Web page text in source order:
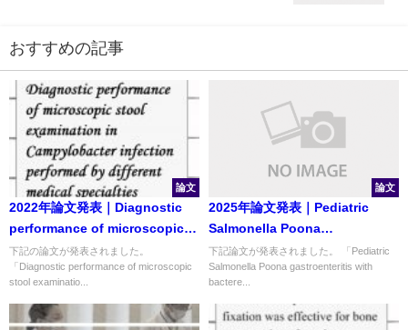
おすすめの記事
論文
2022年論文発表｜Diagnostic
performance of microscopic
stool examination in
Campylobacter infection
medical specialties
下記の論文が発表されました。
「Diagnostic performance of microscopic
stool examinatio...
論文
2025年論文発表｜Pediatric
Salmonella Poona
gastroenteritis with
bacteremia linked to exposure
下記論文が発表されました。 「Pediatric
Salmonella Poona gastroenteritis with
bactere...